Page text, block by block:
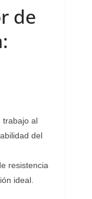
de
trabajo al
del
resistencia
ideal.